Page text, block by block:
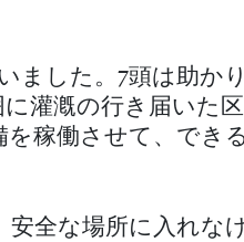
ました。7頭は助か
灌漑の行き届いた
稼働させて、でき
安全な場所に入れな